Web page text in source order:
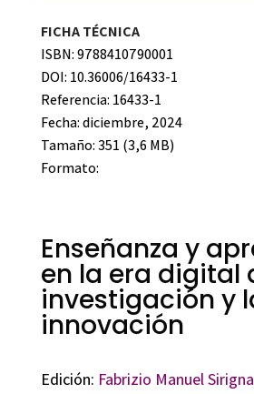
FICHA TÉCNICA
ISBN: 9788410790001
DOI: 10.36006/16433-1
Referencia: 16433-1
Fecha: diciembre, 2024
Tamaño: 351 (3,6 MB)
Formato:
Enseñanza y
en la era digital
investigación y
innovación
Edición: Fabrizio Manuel